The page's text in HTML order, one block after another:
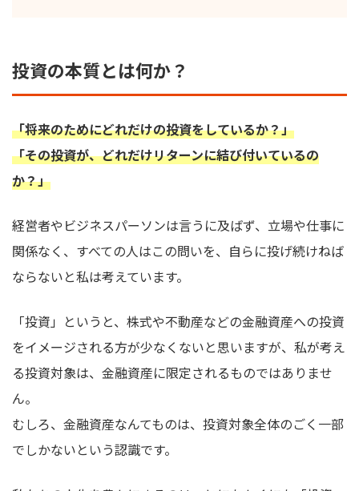
投資の本質とは何か？
「将来のためにどれだけの投資をしているか？」
「その投資が、どれだけリターンに結び付いているの
か？」
経営者やビジネスパーソンは言うに及ばず、立場や仕事に
関係なく、すべての人はこの問いを、自らに投げ続けねば
ならないと私は考えています。
「投資」というと、株式や不動産などの金融資産への投資
をイメージされる方が少なくないと思いますが、私が考え
る投資対象は、金融資産に限定されるものではありませ
ん。
むしろ、金融資産なんてものは、投資対象全体のごく一部
でしかないという認識です。